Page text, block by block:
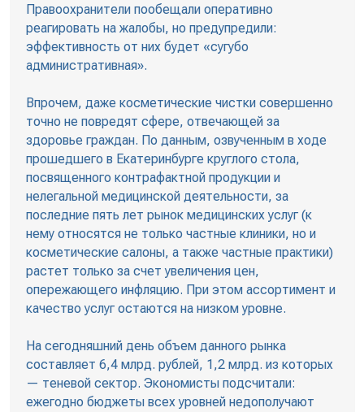
Правоохранители пообещали оперативно
реагировать на жалобы, но предупредили:
эффективность от них будет «сугубо
административная».
Впрочем, даже косметические чистки совершенно
точно не повредят сфере, отвечающей за
здоровье граждан. По данным, озвученным в ходе
прошедшего в Екатеринбурге круглого стола,
посвященного контрафактной продукции и
нелегальной медицинской деятельности, за
последние пять лет рынок медицинских услуг (к
нему относятся не только частные клиники, но и
косметические салоны, а также частные практики)
растет только за счет увеличения цен,
опережающего инфляцию. При этом ассортимент и
качество услуг остаются на низком уровне.
На сегодняшний день объем данного рынка
составляет 6,4 млрд. рублей, 1,2 млрд. из которых
— теневой сектор. Экономисты подсчитали:
ежегодно бюджеты всех уровней недополучают